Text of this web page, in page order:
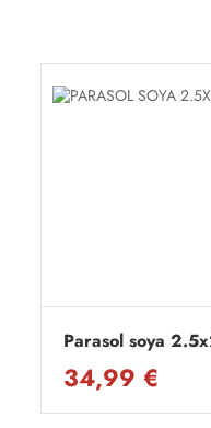
Parasol soya
34,99 €